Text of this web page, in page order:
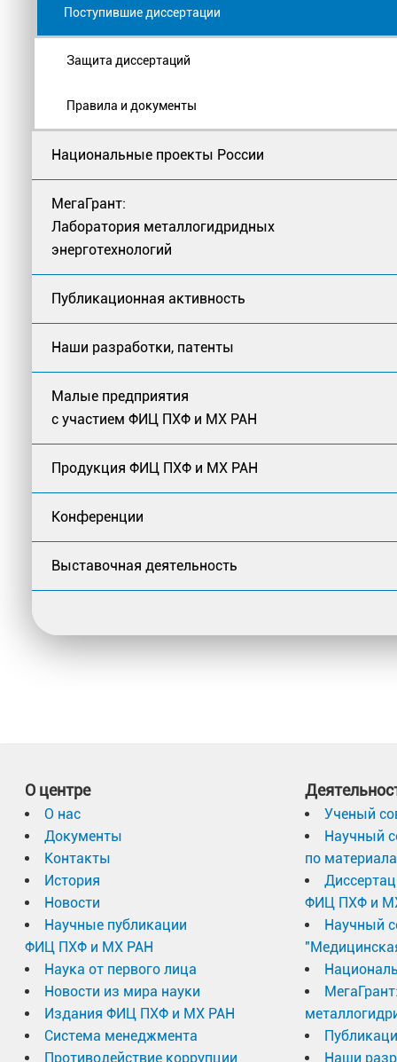
Поступившие диссертации
Защита диссертаций
Правила и документы
Национальные проекты России
МегаГрант:
Лаборатория металлогидридных
энерготехнологий
Публикационная активность
Наши разработки, патенты
Малые предприятия
с участием ФИЦ ПХФ и МХ РАН
Продукция ФИЦ ПХФ и МХ РАН
Конференции
Выставочная деятельность
О центре
О нас
Документы
Контакты
История
Новости
Научные публикации
ФИЦ ПХФ и МХ РАН
Наука от первого лица
Новости из мира науки
Издания ФИЦ ПХФ и МХ РАН
Система менеджмента
Противодействие коррупции
Ученый
Научный
по
ФИЦ ПХФ и
Научный
Наши